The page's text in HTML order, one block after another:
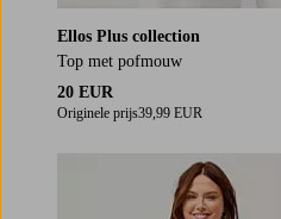
Ellos Plus collection
Top met pofmouw
20 EUR
Originele prijs39,99 EUR